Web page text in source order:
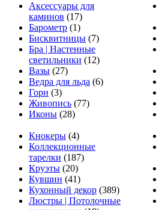
Аксессуары для
каминов (17)
Барометр (1)
Бисквитницы (7)
Бра | Настенные
светильники (12)
Вазы (27)
Ведра для льда (6)
Горн (3)
Живопись (77)
Иконы (28)
Кнокеры (4)
Коллекционные
тарелки (187)
Круэты (20)
Кувшин (41)
Кухонный декор (389)
Люстры | Потолочные